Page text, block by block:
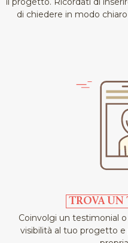
di chiedere in modo
TROVA UN
Coinvolgi un testimonial
visibilità al tuo progetto